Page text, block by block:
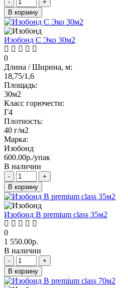
-
+
В корзину
Изобонд C Эко 30м2
0
Длина / Ширина, м:
18,75/1,6
Площадь:
30м2
Класс горючести:
Г4
Плотность:
40 г/м2
Марка:
Изобонд
600.00р./упак
В наличии
-
+
В корзину
Изобонд В premium class 35м2
0
1 550.00р.
В наличии
-
+
В корзину